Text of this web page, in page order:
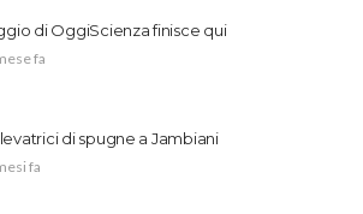
di OggiScienza finisce qui
fa
di spugne a Jambiani
fa